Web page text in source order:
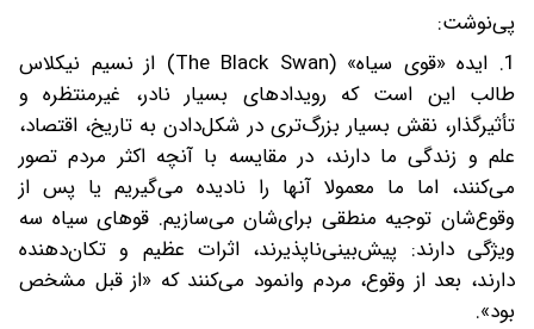
پی‌نوشت:
1. ایده «قوی سیاه» (The Black Swan) از نسیم نیکلاس
طالب این است که رویدادهای بسیار نادر، غیرمنتظره و
تأثیرگذار، نقش بسیار بزرگ‌تری در شکل‌دادن به تاریخ، اقتصاد،
علم و زندگی ما دارند، در مقایسه با آنچه اکثر مردم تصور
می‌کنند، اما ما معمولا آنها را نادیده می‌گیریم یا پس از
وقوع‌شان توجیه منطقی برای‌شان می‌سازیم. قوهای سیاه سه
ویژگی دارند: پیش‌بینی‌‌ناپذیرند، اثرات عظیم و تکان‌دهنده
دارند، بعد از وقوع، مردم وانمود می‌کنند که «از قبل مشخص
بود».